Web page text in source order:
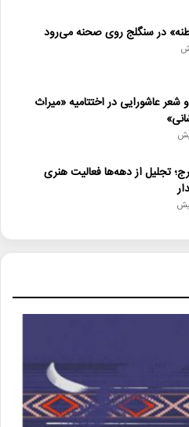
شدند؟
می‌رود
«میراث محتشم کاشانی»
هنری خواننده نامدار
در سنگلج روی صحنه می‌رود
شعر عاشورایی در اختتامیه «میراث
تجلیل از دهه‌ها فعالیت هنری